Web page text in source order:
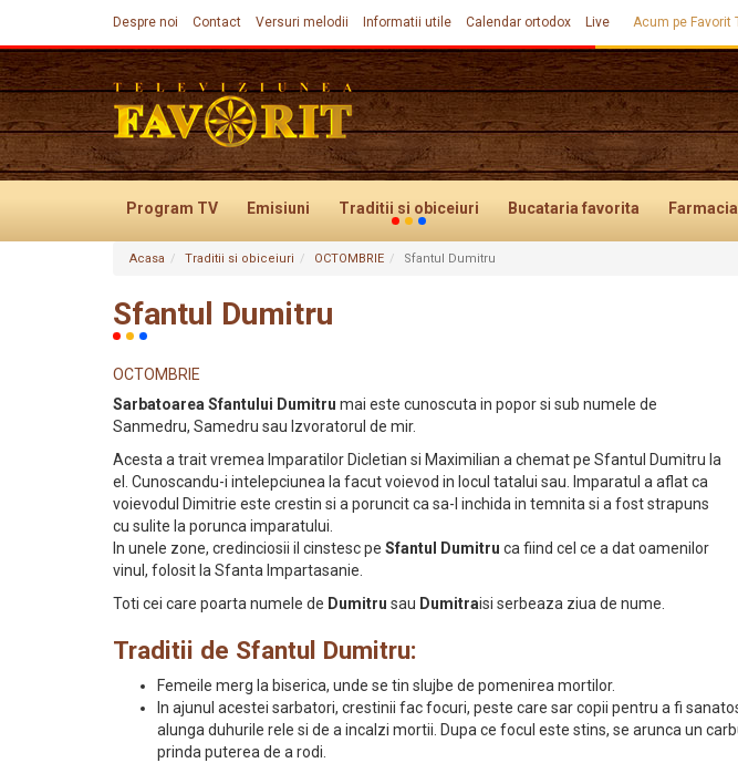
Despre noi Contact Versuri melodii Informatii utile Calendar ortodox Live Acum pe Favorit
Program TV Emisiuni Traditii si obiceiuri Bucataria favorita Farmacia
Evenimente
Acasa Traditii si obiceiuri OCTOMBRIE Sfantul Dumitru
Sfantul Dumitru
OCTOMBRIE
Sarbatoarea Sfantului Dumitru mai este cunoscuta in popor si sub numele de
Sanmedru, Samedru sau Izvoratorul de mir.
Acesta a trait vremea Imparatilor Dicletian si Maximilian a chemat pe Sfantul Dumitru la
el. Cunoscandu-i intelepciunea la facut voievod in locul tatalui sau. Imparatul a aflat ca
voievodul Dimitrie este crestin si a poruncit ca sa-l inchida in temnita si a fost strapuns
cu sulite la porunca imparatului.
In unele zone, credinciosii il cinstesc pe Sfantul Dumitru ca fiind cel ce a dat oamenilor
vinul, folosit la Sfanta Impartasanie.
Toti cei care poarta numele de Dumitru sau Dumitraisi serbeaza ziua de nume.
Traditii de Sfantul Dumitru:
Femeile merg la biserica, unde se tin slujbe de pomenirea mortilor.
In ajunul acestei sarbatori, crestinii fac focuri, peste care sar copii pentru a fi
alunga duhurile rele si de a incalzi mortii. Dupa ce focul este stins, se arunca un
prinda puterea de a rodi.